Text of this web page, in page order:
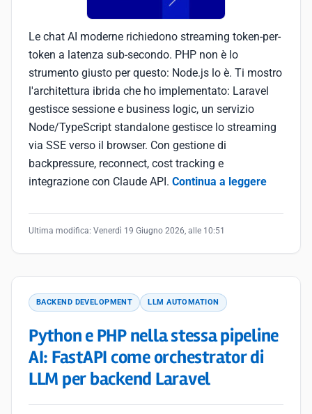
Le chat AI moderne richiedono streaming token-per-
token a latenza sub-secondo. PHP non è lo
strumento giusto per questo: Node.js lo è. Ti mostro
l'architettura ibrida che ho implementato: Laravel
gestisce sessione e business logic, un servizio
Node/TypeScript standalone gestisce lo streaming
via SSE verso il browser. Con gestione di
backpressure, reconnect, cost tracking e
integrazione con Claude API. Continua a leggere
Ultima modifica: Venerdì 19 Giugno 2026, alle 10:51
BACKEND DEVELOPMENT LLM AUTOMATION
Python e PHP nella stessa pipeline
AI: FastAPI come orchestrator di
LLM per backend Laravel